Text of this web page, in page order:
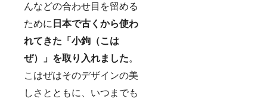
んなどの合わせ目を留める
ために 日本で古くから使わ
れてきた「小鉤（こは
ぜ）」を取り入れました。
こはぜはそのデザインの美
しさとともに、いつまでも